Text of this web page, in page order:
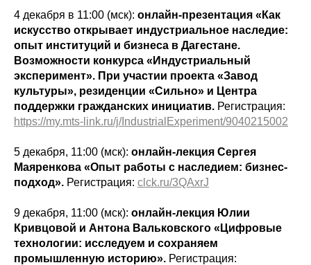
4 декабря в 11:00 (мск): онлайн-презентация «Как
искусство открывает индустриальное наследие:
опыт институций и бизнеса в Дагестане.
Возможности конкурса «Индустриальный
эксперимент». При участии проекта «Завод
культуры», резиденции «Сильно» и Центра
поддержки гражданских инициатив. Регистрация:
https://my.mts-link.ru/j/IndustrialExperiment/9040215002
5 декабря, 11:00 (мск): онлайн-лекция Сергея
Маяренкова «Опыт работы с наследием: бизнес-
подход». Регистрация: clck.ru/3QAxrJ
9 декабря, 11:00 (мск): онлайн-лекция Юлии
Кривцовой и Антона Вальковского «Цифровые
технологии: исследуем и сохраняем
промышленную историю». Регистрация: